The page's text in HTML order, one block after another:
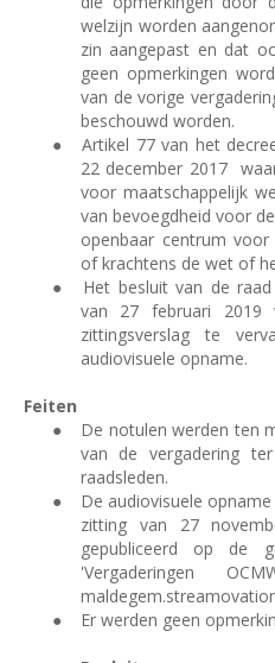
welzijn worden
zin aangepast en dat
geen opmerkingen
van de vorige
beschouwd worden.
●
Artikel 77 van het
22 december 2017
voor maatschappelijk
van bevoegdheid voor
openbaar centrum
of krachtens de wet of
●
Het besluit van de
van 27 februari 2019
zittingsverslag te
audiovisuele opname.
Feiten
●
De notulen werden ten
van de vergadering
raadsleden.
●
De audiovisuele
zitting van 27
gepubliceerd op de
'Vergaderingen
●
Er werden geen